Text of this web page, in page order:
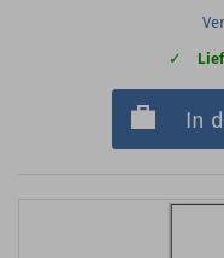
In